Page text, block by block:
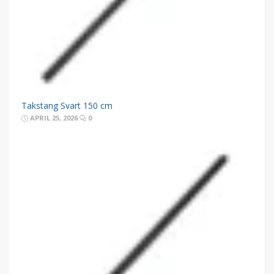
Takstang Svart 150 cm
APRIL 25, 2026 0